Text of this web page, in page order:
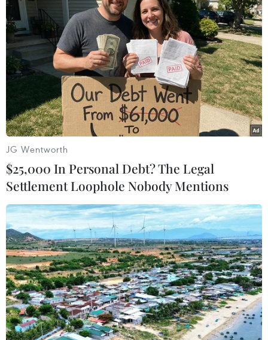
Các đại biểu tham dự toạ đàm. (Ảnh: Thống Nhất/TTXVN)
JG Wentworth
$25,000 In Personal Debt? The Legal
Settlement Loophole Nobody Mentions